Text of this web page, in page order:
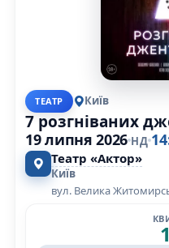
ТЕАТР Київ
7 розгніваних
19 липня 2026 НД
Театр «Актор»
Київ
вул. Велика